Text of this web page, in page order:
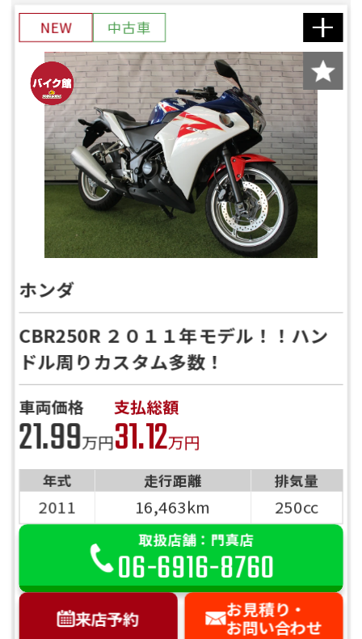
NEW 中古車
ホンダ
CBR250R ２０１１年モデル！！ハン
ドル周りカスタム多数！
車両価格
21.99万円
支払総額
31.12万円
年式 走行距離 排気量
2011 16,463km 250cc
取扱店舗：門真店
06-6916-8760
来店予約
お見積り・
お問い合わせ